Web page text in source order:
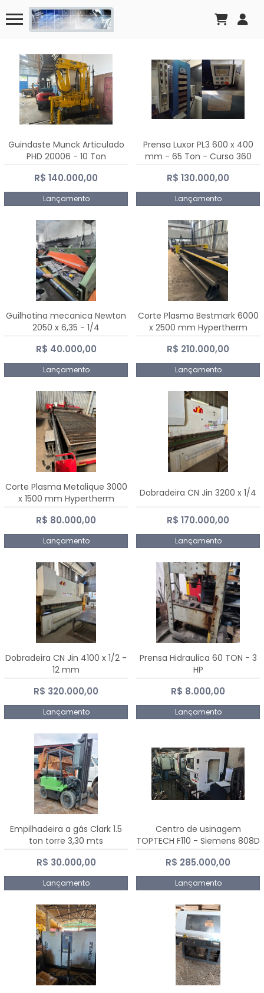
Guindaste Munck Articulado
PHD 20006 - 10 Ton
R$ 140.000,00
Lançamento
Prensa Luxor PL3 600 x 400
mm - 65 Ton - Curso 360
mm
R$ 130.000,00
Lançamento
Guilhotina mecanica Newton
2050 x 6,35 - 1/4
R$ 40.000,00
Lançamento
Corte Plasma Bestmark 6000
x 2500 mm Hypertherm
MaxPro 200
R$ 210.000,00
Lançamento
Corte Plasma Metalique 3000
x 1500 mm Hypertherm
Powermax 45 xp
R$ 80.000,00
Lançamento
Dobradeira CN Jin 3200 x 1/4
R$ 170.000,00
Lançamento
Dobradeira CN Jin 4100 x 1/2 -
12 mm
R$ 320.000,00
Lançamento
Prensa Hidraulica 60 TON - 3
HP
R$ 8.000,00
Lançamento
Empilhadeira a gás Clark 1.5
ton torre 3,30 mts
R$ 30.000,00
Lançamento
Centro de usinagem
TOPTECH F110 - Siemens 808D
Advanced
R$ 285.000,00
Lançamento